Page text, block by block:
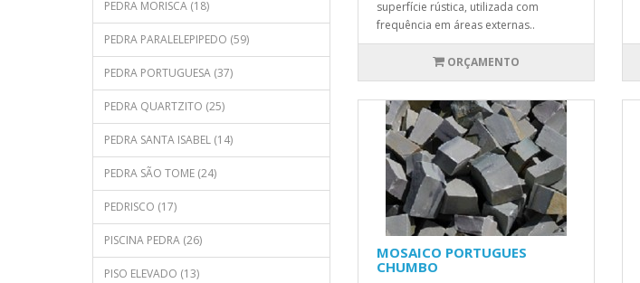
PEDRA MORISCA (18)
PEDRA PARALELEPIPEDO (59)
PEDRA PORTUGUESA (37)
PEDRA QUARTZITO (25)
PEDRA SANTA ISABEL (14)
PEDRA SÃO TOME (24)
PEDRISCO (17)
PISCINA PEDRA (26)
PISO ELEVADO (13)
superfície rústica, utilizada com
frequência em áreas externas..
ORÇAMENTO
MOSAICO PORTUGUES
CHUMBO